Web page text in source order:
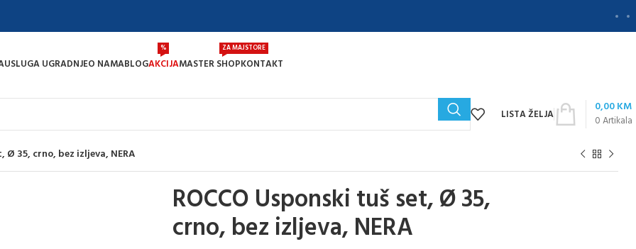
USLUGA UGRADNJEO NAMABLOGAKCIJA
%
MASTER SHOP
ZA MAJSTORE
KONTAKT
LISTA ŽELJA 0Artikala
0,00KM
Ø 35, crno, bez izljeva, NERA
ROCCO Usponski tuš set, Ø 35,
crno, bez izljeva, NERA